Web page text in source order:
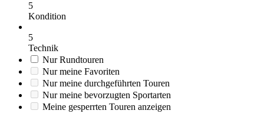
5
Kondition
5
Technik
Nur Rundtouren
Nur meine Favoriten
Nur meine durchgeführten Touren
Nur meine bevorzugten Sportarten
Meine gesperrten Touren anzeigen